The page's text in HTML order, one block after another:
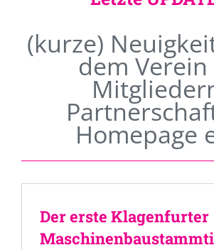
(kurze)
dem Verein
Homepage
Der erste Klagenfurter